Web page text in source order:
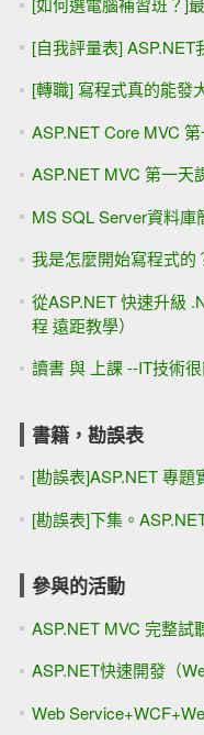
[自我評量表] ASP.NET
[轉職] 寫程式真的能發
ASP.NET Core MVC
ASP.NET MVC 第一天
MS SQL Server資料庫
我是怎麼開始寫程式的
從ASP.NET 快速升級
程 遠距教學）
讀書 與 上課 --IT技術
書籍，勘誤表
[勘誤表]ASP.NET 專題
[勘誤表]下集。
參與的活動
ASP.NET MVC 完整試
ASP.NET快速開發（
Web